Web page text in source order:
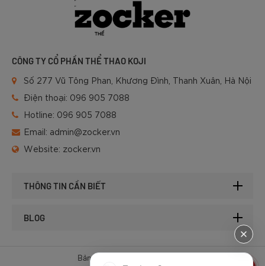
CÔNG TY CỔ PHẦN THỂ THAO KOJI
Số 277 Vũ Tông Phan, Khương Đình, Thanh Xuân, Hà Nội
Điện thoại: 096 905 7088
Hotline: 096 905 7088
Email: admin@zocker.vn
Website: zocker.vn
THÔNG TIN CẦN BIẾT
BLOG
Bản quyền © 2025 của Zocker.